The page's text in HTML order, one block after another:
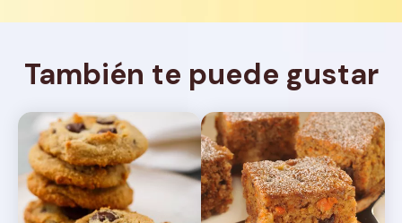
También te puede gustar